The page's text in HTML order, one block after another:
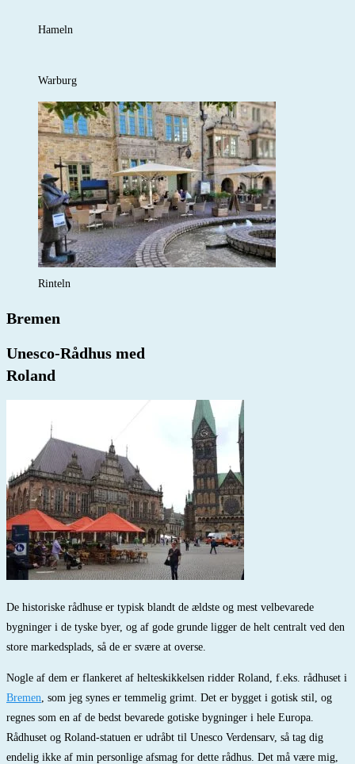
Hameln
Warburg
Rinteln
Bremen
Unesco-Rådhus med
Roland
De historiske rådhuse er typisk blandt de ældste og mest velbevarede
bygninger i de tyske byer, og af gode grunde ligger de helt centralt ved den
store markedsplads, så de er svære at overse.
Nogle af dem er flankeret af helteskikkelsen ridder Roland, f.eks. rådhuset i
Bremen , som jeg synes er temmelig grimt. Det er bygget i gotisk stil, og
regnes som en af de bedst bevarede gotiske bygninger i hele Europa.
Rådhuset og Roland-statuen er udråbt til Unesco Verdensarv, så tag dig
endelig ikke af min personlige afsmag for dette rådhus. Det må være mig,